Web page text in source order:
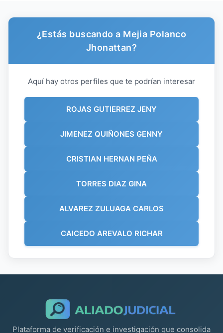
¿Estás buscando a Mejia Polanco
Jhonattan?
Aquí hay otros perfiles que te podrían interesar
ROJAS GUTIERREZ JENY
JIMENEZ QUIÑONES GENNY
CRISTIAN HERNAN PEÑA
TORRES DIAZ GINA
ALVAREZ ZULUAGA CARLOS
CAICEDO AREVALO RICHAR
Plataforma de verificación e investigación que consolida